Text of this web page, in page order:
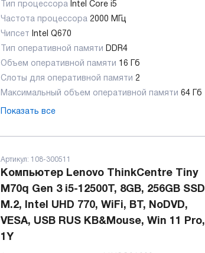
Тип процессора Intel Core i5
Частота процессора 2000 МГц
Чипсет
Intel Q670
Тип оперативной памяти DDR4
Объем оперативной памяти 16 Гб
Слоты для оперативной памяти 2
Максимальный объем оперативной памяти 64 Гб
Показать все
Артикул: 108-300511
Компьютер Lenovo ThinkCentre Tiny
M70q Gen 3 i5-12500T, 8GB, 256GB SSD
M.2, Intel UHD 770, WiFi, BT, NoDVD,
VESA, USB RUS KB&Mouse, Win 11 Pro,
1Y